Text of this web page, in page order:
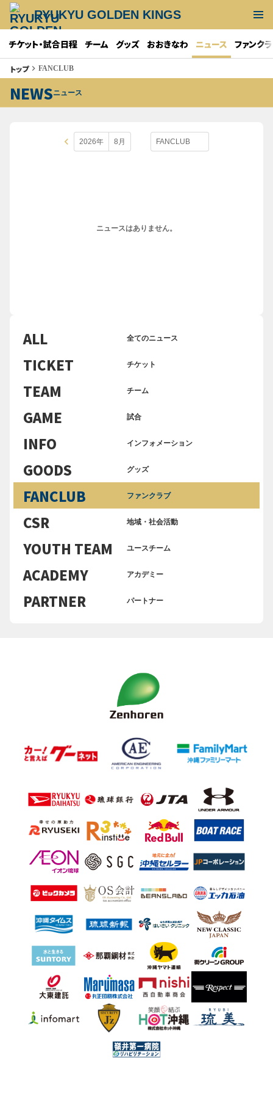
RYUKYU GOLDEN KINGS
チケット・試合日程 チーム グッズ おおきなわ ニュース ファンク
トップkeyboard_arrow_right FANCLUB
NEWSニュース
keyboard_arrow_left
ニュースはありません。
ALL 全てのニュース
TICKET チケット
TEAM チーム
GAME 試合
INFO インフォメーション
GOODS グッズ
FANCLUB ファンクラブ
CSR 地域・社会活動
YOUTH TEAM ユースチーム
ACADEMY アカデミー
PARTNER パートナー